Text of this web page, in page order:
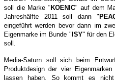
soll die Marke " KOENIC" auf dem
Jahreshälfte 2011 soll dann "
eingeführt werden bevor dann im
Eigenmarke im Bunde " ISY" für den
soll.
Media-Saturn soll sich beim
Produktdesign der vier
lassen haben. So kommt es